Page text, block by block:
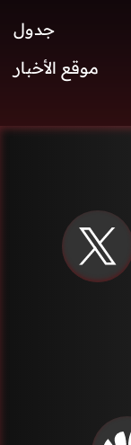
جدول
موقع الأخبار